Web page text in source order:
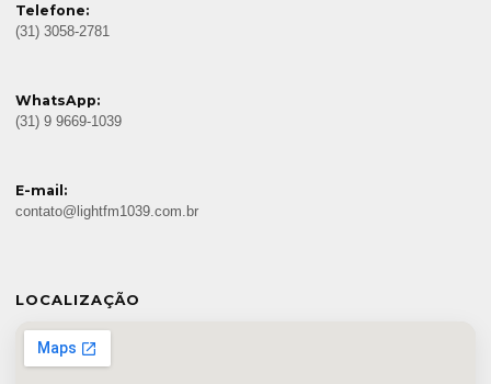
Telefone:
(31) 3058-2781
WhatsApp:
(31) 9 9669-1039
E-mail:
contato@lightfm1039.com.br
LOCALIZAÇÃO